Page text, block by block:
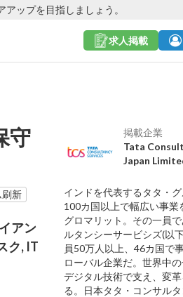
アップを目指しましょう。
求人掲載
守
刷新
アン
ク, IT
掲載企業
Tata
Japan
インドを代表するタタ・
100カ国以上で幅広い事業
グロマリット。その一員
ルタンシーサービシズ(以
員50万人以上、46カ国で
ローバル企業だ。世界中
デジタル技術で支え、変
る。日本タタ・コンサル